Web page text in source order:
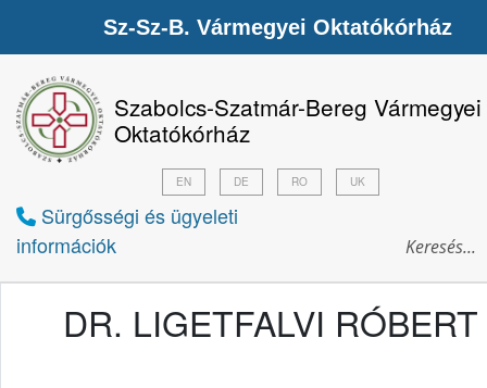
Szabolcs-Szatmár-Bereg Vármegyei
Oktatókórház
Sürgősségi és ügyeleti
információk
EN DE RO UK
DR. LIGETFALVI RÓBERT
Sz-Sz-B. Vármegyei Oktatókórház